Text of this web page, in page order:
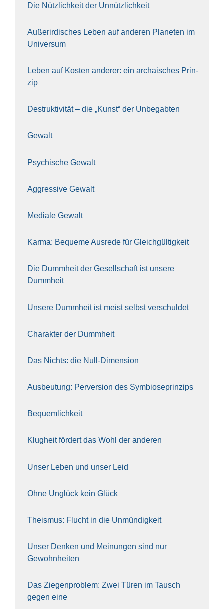
Die Nütz­lich­keit der Unnütz­lich­keit
Außer­ir­di­sches Leben auf ande­ren Pla­ne­ten im
Uni­ver­sum
Leben auf Kos­ten ande­rer: ein archai­sches Prin­
zip
Destruk­ti­vi­tät – die „Kunst“ der Unbe­gab­ten
Gewalt
Psy­chi­sche Gewalt
Aggres­si­ve Gewalt
Media­le Gewalt
Kar­ma: Beque­me Aus­re­de für Gleich­gül­tig­keit
Die Dumm­heit der Gesell­schaft ist unse­re
Dumm­heit
Unse­re Dumm­heit ist meist selbst ver­schul­det
Cha­rak­ter der Dumm­heit
Das Nichts: die Null-Dimen­si­on
Aus­beu­tung: Per­ver­si­on des Sym­bio­se­prin­zips
Bequem­lich­keit
Klug­heit för­dert das Wohl der ande­ren
Unser Leben und unser Leid
Ohne Unglück kein Glück
The­is­mus: Flucht in die Unmün­dig­keit
Unser Den­ken und Mei­nun­gen sind nur
Gewohn­hei­ten
Das Zie­gen­pro­blem: Zwei Türen im Tausch
gegen eine